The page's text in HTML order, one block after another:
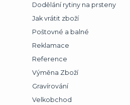
Dodělání rytiny na prsteny
Jak vrátit zboží
Poštovné a balné
Reklamace
Reference
Výměna Zboží
Gravírování
Velkobchod